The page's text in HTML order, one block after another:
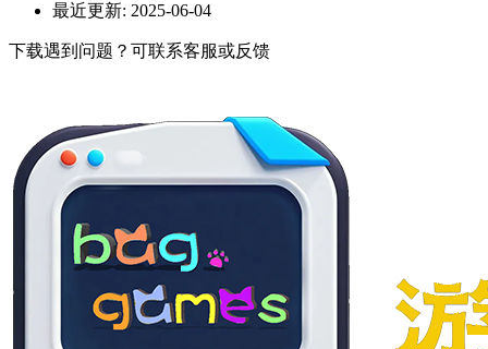
最近更新: 2025-06-04
下载遇到问题？可联系客服或反馈